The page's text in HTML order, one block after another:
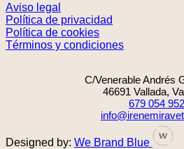
Aviso legal
Política de privacidad
Política de cookies
Términos y condiciones
C/Venerable Andrés
46691 Vallada,
679 054 952
Designed by: We Brand Blue